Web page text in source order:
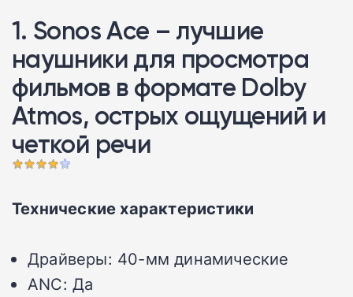
1. Sonos Ace – лучшие
наушники для просмотра
фильмов в формате Dolby
Atmos, острых ощущений и
четкой речи
Технические характеристики
Драйверы: 40-мм динамические
ANC: Да